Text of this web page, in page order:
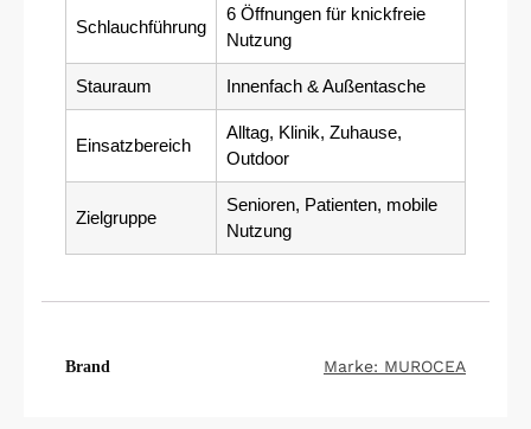
Schlauchführung
6 Öffnungen für knickfreie
Nutzung
Stauraum Innenfach & Außentasche
Einsatzbereich
Alltag, Klinik, Zuhause,
Outdoor
Zielgruppe
Senioren, Patienten, mobile
Nutzung
Brand Marke: MUROCEA